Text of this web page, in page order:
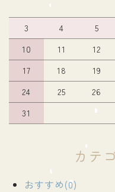
3
4 5
10
11 12
17
18 19
24
25 26
31
カテ
おすすめ(0)